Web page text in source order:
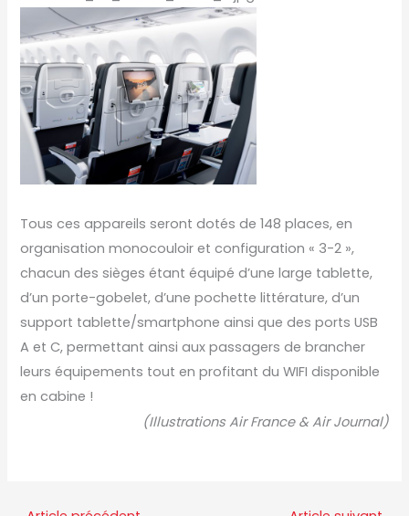
Tous ces appareils seront dotés de 148 places, en
organisation monocouloir et configuration « 3-2 »,
chacun des sièges étant équipé d’une large tablette,
d’un porte-gobelet, d’une pochette littérature, d’un
support tablette/smartphone ainsi que des ports USB
A et C, permettant ainsi aux passagers de brancher
leurs équipements tout en profitant du WIFI disponible
en cabine !
(Illustrations Air France & Air Journal)